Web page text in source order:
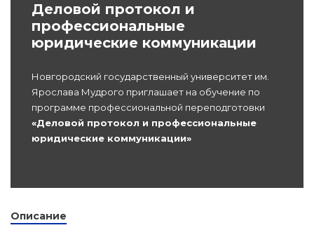
(Скрытые)
Цифровая
Деловой протокол и
профессиональные
юридические коммуникации
Новгородский государственный университет им.
Ярослава Мудрого приглашает на обучение по
программе профессиональной переподготовки
«Деловой протокол и профессиональные
юридические коммуникации»
Описание